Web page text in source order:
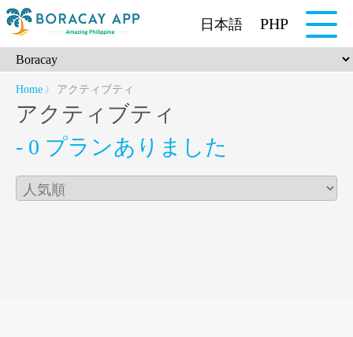
日本語 PHP
Home 〉 アクティブティ
アクティブティ
- 0 プランありました